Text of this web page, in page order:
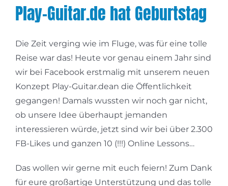
Play-Guitar.de hat Geburtstag
Die Zeit verging wie im Fluge, was für eine tolle
Reise war das! Heute vor genau einem Jahr sind
wir bei Facebook erstmalig mit unserem neuen
Konzept Play-Guitar.dean die Öffentlichkeit
gegangen! Damals wussten wir noch gar nicht,
ob unsere Idee überhaupt jemanden
interessieren würde, jetzt sind wir bei über 2.300
FB-Likes und ganzen 10 (!!!) Online Lessons…
Das wollen wir gerne mit euch feiern! Zum Dank
für eure großartige Unterstützung und das tolle